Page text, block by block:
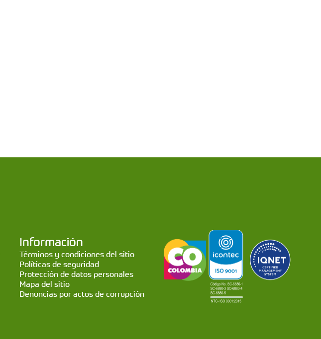
Información
Términos y condiciones del sitio
Políticas de seguridad
Protección de datos personales
Mapa del sitio
Denuncias por actos de corrupción